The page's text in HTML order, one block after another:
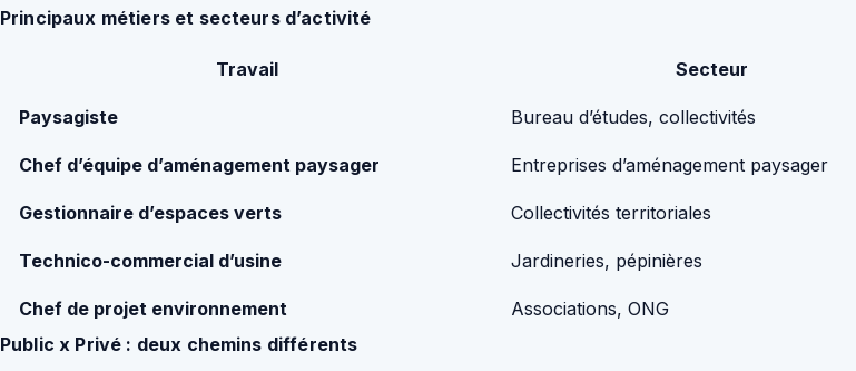
Principaux métiers et secteurs d’activité
Travail Secteur
Paysagiste Bureau d’études, collectivités
Chef d’équipe d’aménagement paysager Entreprises d’aménagement paysager
Gestionnaire d’espaces verts Collectivités territoriales
Technico-commercial d’usine Jardineries, pépinières
Chef de projet environnement Associations, ONG
Public x Privé : deux chemins différents